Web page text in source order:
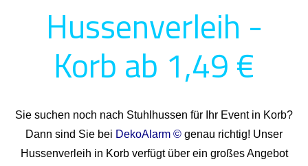
Hussenverleih -
Korb ab 1,49 €
Sie suchen noch nach Stuhlhussen für Ihr Event in Korb?
Dann sind Sie bei DekoAlarm © genau richtig! Unser
Hussenverleih in Korb verfügt über ein großes Angebot